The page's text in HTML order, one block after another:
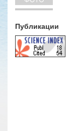
Публикации